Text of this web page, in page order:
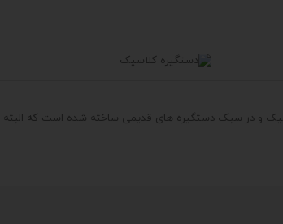
و در سبک دستگیره های قدیمی ساخته شده است که البته